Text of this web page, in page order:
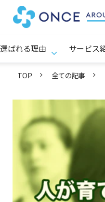
選ばれる理由 サービス
TOP 全ての記事